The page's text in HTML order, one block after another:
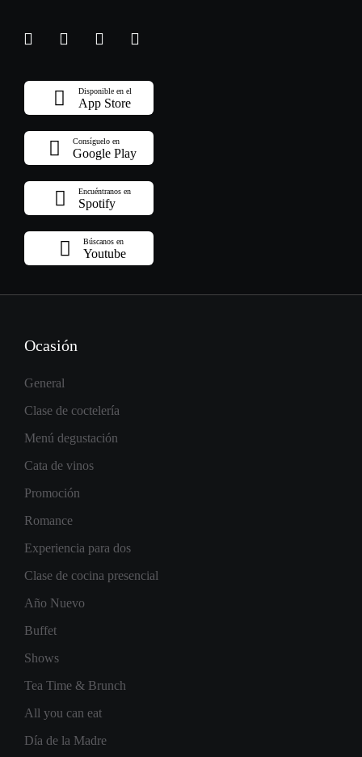
Disponible en el
App Store
Consíguelo en
Google Play
Encuéntranos en
Spotify
Búscanos en
Youtube
Ocasión
General
Clase de coctelería
Menú degustación
Cata de vinos
Promoción
Romance
Experiencia para dos
Clase de cocina presencial
Año Nuevo
Buffet
Shows
Tea Time & Brunch
All you can eat
Día de la Madre